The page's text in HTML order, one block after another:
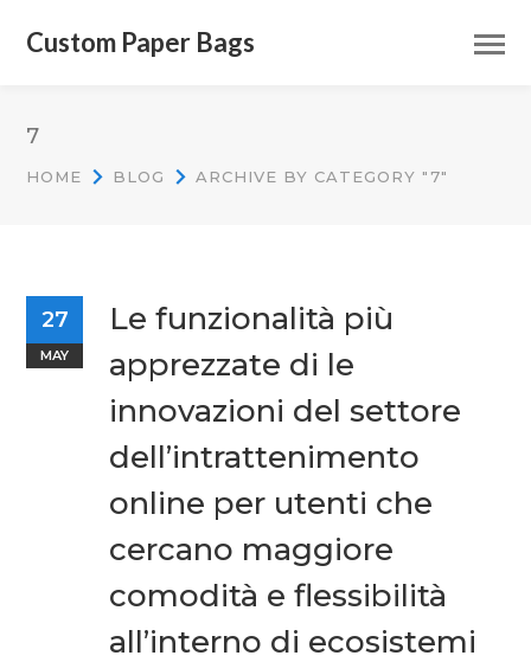
Custom Paper Bags
7
HOME BLOG ARCHIVE BY CATEGORY "7"
27
MAY
Le funzionalità più
apprezzate di le
innovazioni del settore
dell’intrattenimento
online per utenti che
cercano maggiore
comodità e flessibilità
all’interno di ecosistemi